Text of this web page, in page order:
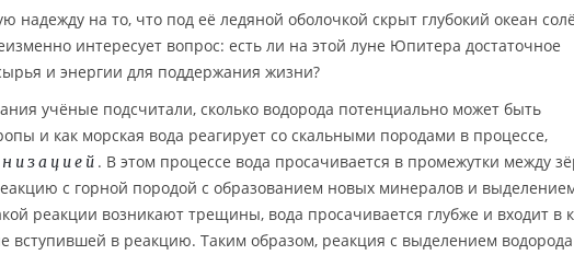
надежду на то, что под её ледяной оболочкой скрыт глубокий океан
интересует вопрос: есть ли на этой луне Юпитера достаточное
и энергии для поддержания жизни?
учёные подсчитали, сколько водорода потенциально может быть
и как морская вода реагирует со скальными породами в процессе,
. В этом процессе вода просачивается в промежутки между
с горной породой с образованием новых минералов и
реакции возникают трещины, вода просачивается глубже и входит в
вступившей в реакцию. Таким образом, реакция с выделением